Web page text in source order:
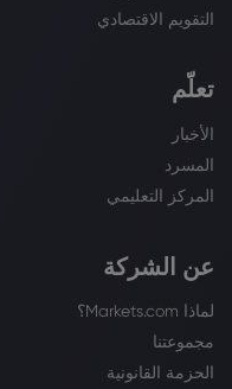
التقويم الاقتصادي
تعلّم
الأخبار
المسرد
المركز التعليمي
عن الشركة
لماذا Markets.com؟
مجموعتنا
الحزمة القانونية